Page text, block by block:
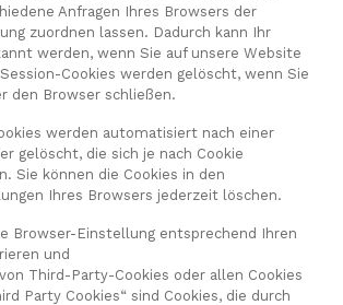
Anfragen Ihres Browsers der
zuordnen lassen. Dadurch kann Ihr
werden, wenn Sie auf unsere Website
Cookies werden gelöscht, wenn Sie
den Browser schließen.
werden automatisiert nach einer
gelöscht, die sich je nach Cookie
Sie können die Cookies in den
Ihres Browsers jederzeit löschen.
Browser-Einstellung entsprechend Ihren
und
Third-Party-Cookies oder allen Cookies
Party Cookies“ sind Cookies, die durch